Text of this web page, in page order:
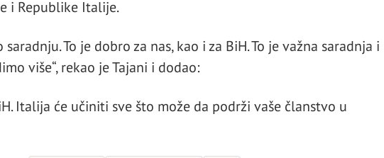
i Republike Italije.
To je dobro za nas, kao i za BiH. To je važna saradnja i
više“, rekao je Tajani i dodao:
Italija će učiniti sve što može da podrži vaše članstvo u